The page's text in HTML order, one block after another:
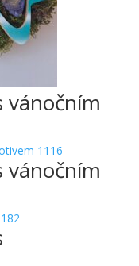
vánočním
vánočním